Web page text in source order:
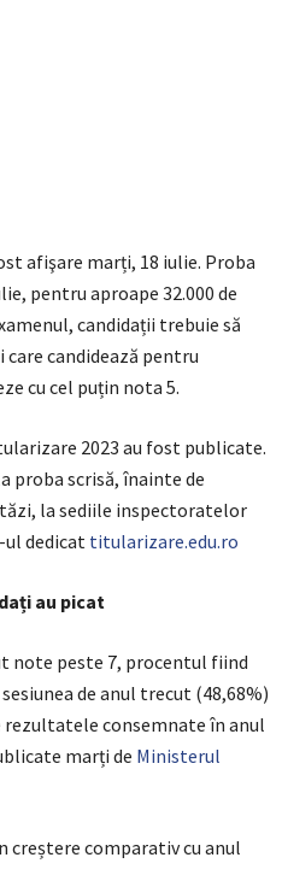
afişare marți, 18 iulie. Proba
pentru aproape 32.000 de
candidații trebuie să
care candidează pentru
cu cel puțin nota 5.
2023 au fost publicate.
scrisă, înainte de
la sediile inspectoratelor
ul dedicat titularizare.edu.ro
au picat
note peste 7, procentul fiind
de anul trecut (48,68%)
rezultatele consemnate în anul
marți de Ministerul
creștere comparativ cu anul